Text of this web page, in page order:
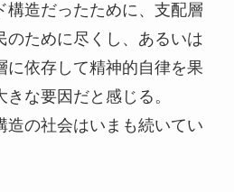
構造だったために、支配層
のために尽くし、あるいは
に依存して精神的自律を果
な要因だと感じる。
の社会はいまも続いてい